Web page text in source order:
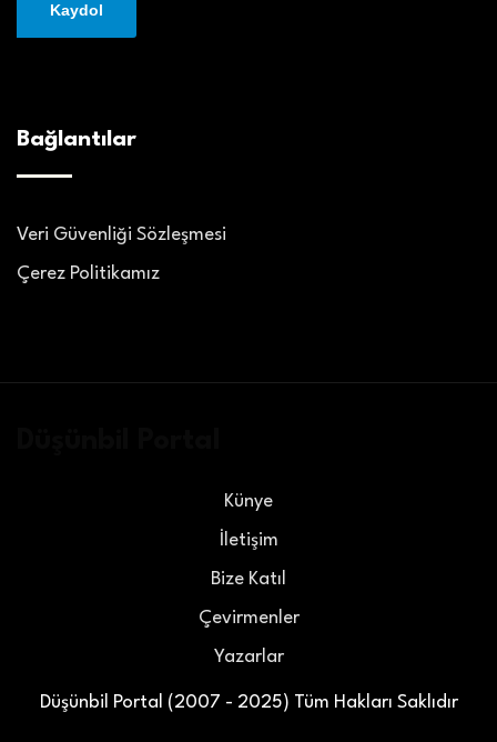
Bağlantılar
Veri Güvenliği Sözleşmesi
Çerez Politikamız
Düşünbil Portal (2007 - 2025) Tüm Hakları Saklıdır
Künye
İletişim
Bize Katıl
Çevirmenler
Yazarlar